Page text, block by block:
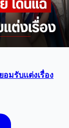
รับเเต่งเรื่อง